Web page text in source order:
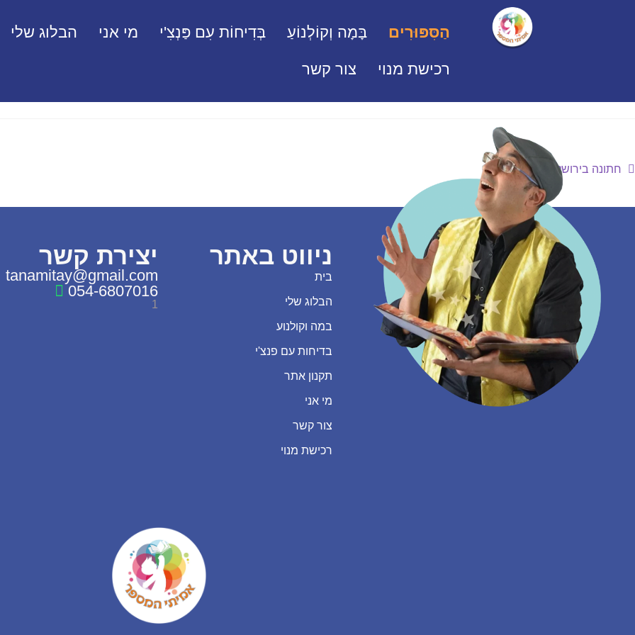
הַסִּפּוּרִים בָּמָה וְקוֹלְנוֹעַ בְּדִיחוֹת עִם פַּנְצִ'י מי אני הבלוג שלי
רכישת מנוי צור קשר
חתונה בירושלים
ניווט באתר
בית
הבלוג שלי
במה וקולנוע
בדיחות עם פנצ'י
תקנון אתר
מי אני
צור קשר
רכישת מנוי
יצירת קשר
tanamitay@gmail.com
054-6807016
1